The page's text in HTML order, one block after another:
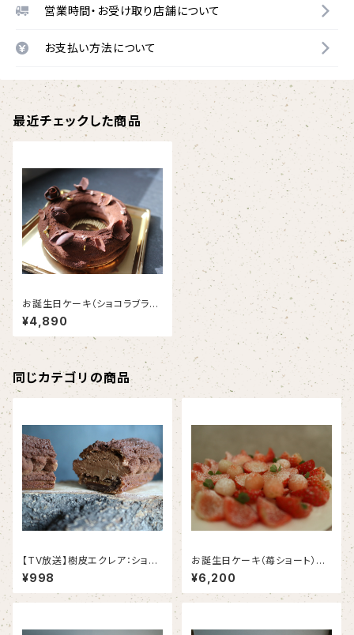
営業時間・お受け取り店舗について
お支払い方法について
最近チェックした商品
お誕生日ケーキ（ショコラブラウ
ン）｜樹冠（じゅかん）直径15㎝
〈約4～５名様〉
¥4,890
同じカテゴリの商品
【TV放送】樹皮エクレア：ショコ
ラブラウンVer.2｜唯一無二のチ
ョコレートエクレア〈1本入り〉
¥998
お誕生日ケーキ（苺ショート）｜
PAVLOVA 直径18cm 〈約6
～8名様〉
¥6,200